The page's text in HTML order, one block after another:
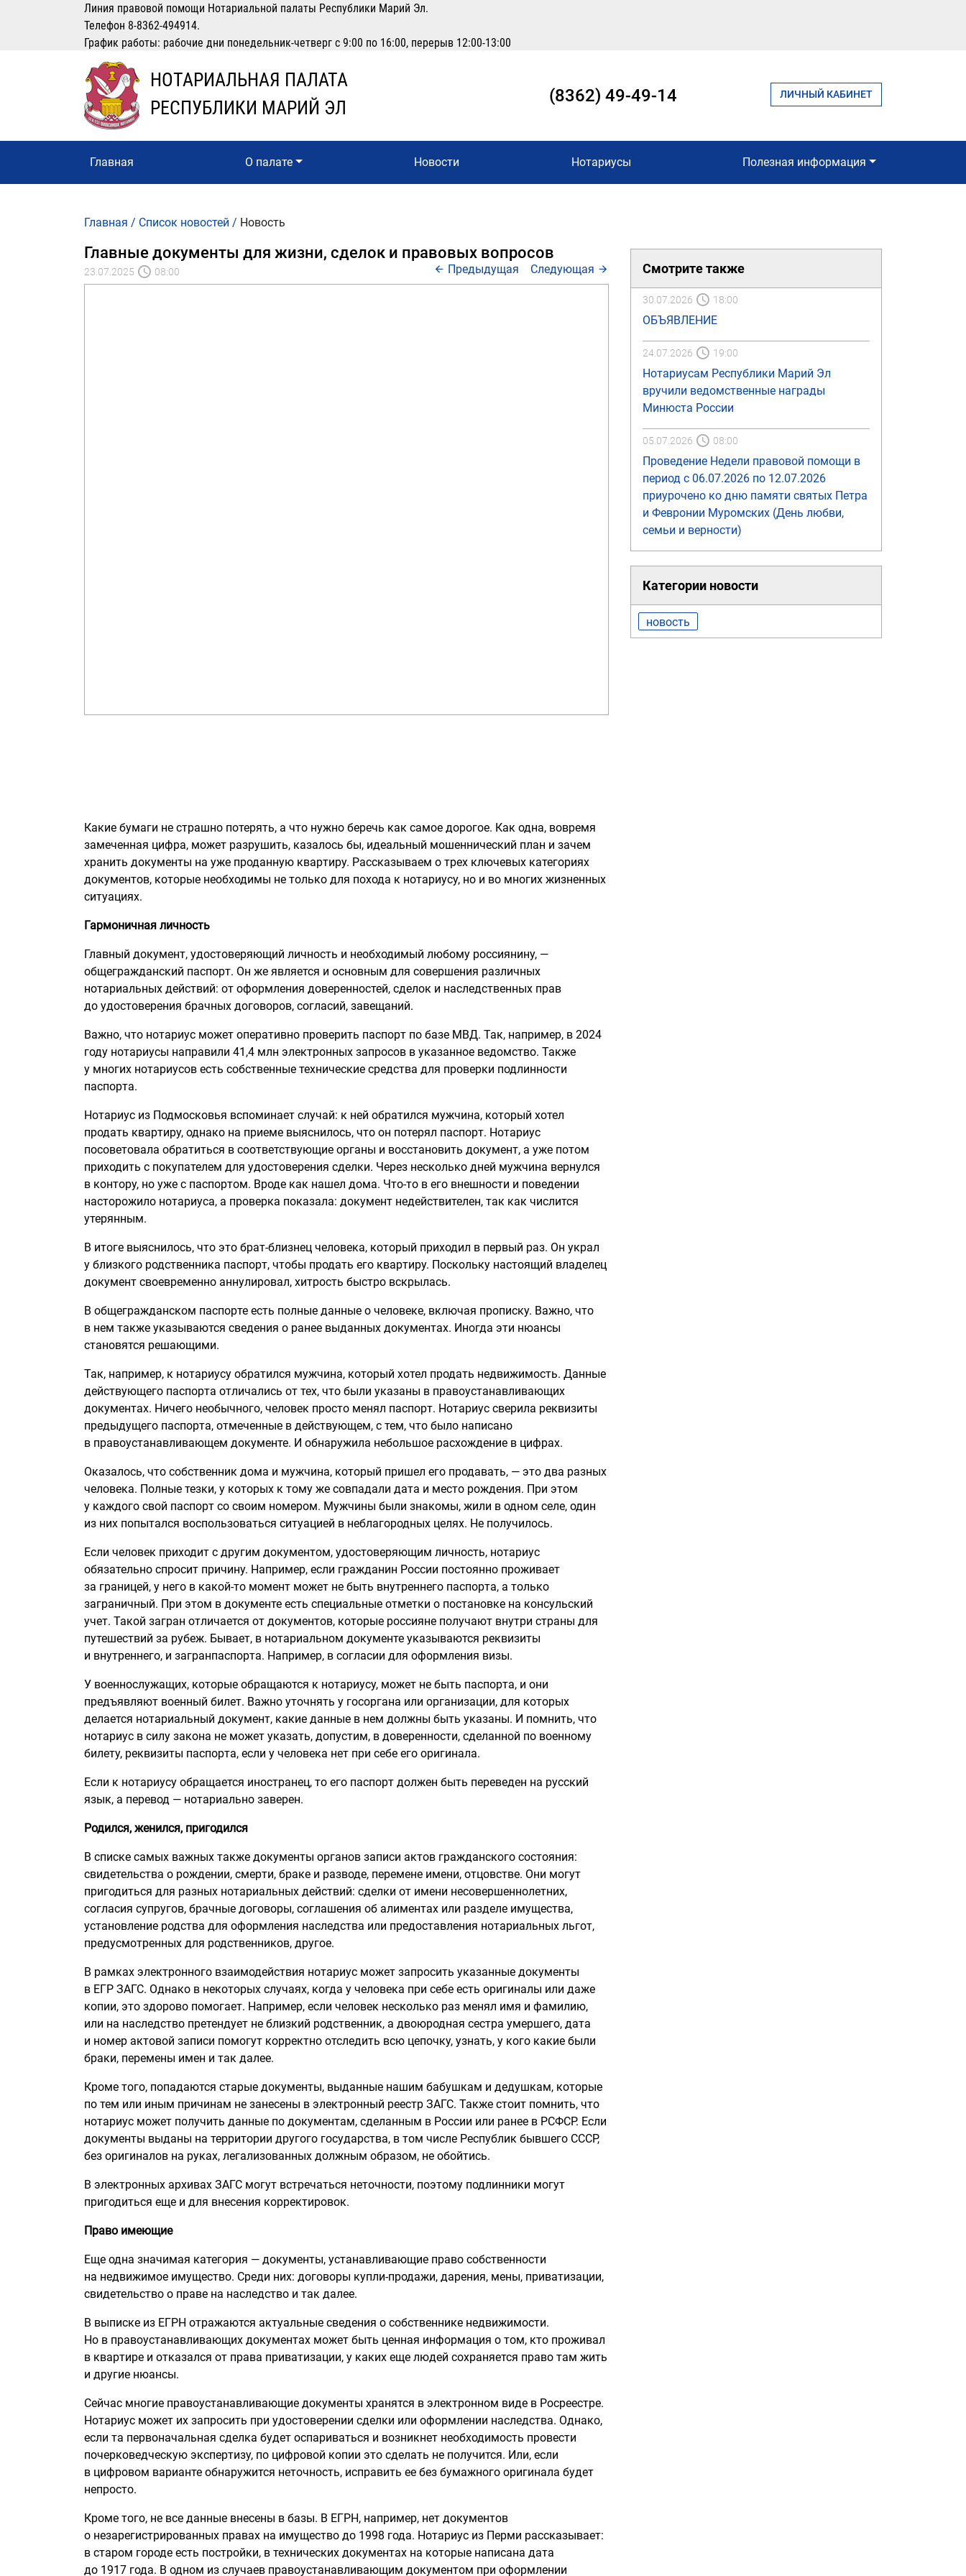
Линия правовой помощи Нотариальной палаты Республики Марий Эл.
Телефон 8-8362-494914.
График работы: рабочие дни понедельник-четверг с 9:00 по 16:00, перерыв 12:00-13:00
НОТАРИАЛЬНАЯ ПАЛАТА
РЕСПУБЛИКИ МАРИЙ ЭЛ
(8362) 49-49-14 ЛИЧНЫЙ КАБИНЕТ
Главная О палате Новости Нотариусы Полезная информация
Главная / Список новостей / Новость
Главные документы для жизни, сделок и правовых вопросов
23.07.2025 08:00 Следующая
Предыдущая
Какие бумаги не страшно потерять, а что нужно беречь как самое дорогое. Как одна, вовремя
замеченная цифра, может разрушить, казалось бы, идеальный мошеннический план и зачем
хранить документы на уже проданную квартиру. Рассказываем о трех ключевых категориях
документов, которые необходимы не только для похода к нотариусу, но и во многих жизненных
ситуациях.
Гармоничная личность
Главный документ, удостоверяющий личность и необходимый любому россиянину, —
общегражданский паспорт. Он же является и основным для совершения различных
нотариальных действий: от оформления доверенностей, сделок и наследственных прав
до удостоверения брачных договоров, согласий, завещаний.
Важно, что нотариус может оперативно проверить паспорт по базе МВД. Так, например, в 2024
году нотариусы направили 41,4 млн электронных запросов в указанное ведомство. Также
у многих нотариусов есть собственные технические средства для проверки подлинности
паспорта.
Нотариус из Подмосковья вспоминает случай: к ней обратился мужчина, который хотел
продать квартиру, однако на приеме выяснилось, что он потерял паспорт. Нотариус
посоветовала обратиться в соответствующие органы и восстановить документ, а уже потом
приходить с покупателем для удостоверения сделки. Через несколько дней мужчина вернулся
в контору, но уже с паспортом. Вроде как нашел дома. Что-то в его внешности и поведении
насторожило нотариуса, а проверка показала: документ недействителен, так как числится
утерянным.
В итоге выяснилось, что это брат-близнец человека, который приходил в первый раз. Он украл
у близкого родственника паспорт, чтобы продать его квартиру. Поскольку настоящий владелец
документ своевременно аннулировал, хитрость быстро вскрылась.
В общегражданском паспорте есть полные данные о человеке, включая прописку. Важно, что
в нем также указываются сведения о ранее выданных документах. Иногда эти нюансы
становятся решающими.
Так, например, к нотариусу обратился мужчина, который хотел продать недвижимость. Данные
действующего паспорта отличались от тех, что были указаны в правоустанавливающих
документах. Ничего необычного, человек просто менял паспорт. Нотариус сверила реквизиты
предыдущего паспорта, отмеченные в действующем, с тем, что было написано
в правоустанавливающем документе. И обнаружила небольшое расхождение в цифрах.
Оказалось, что собственник дома и мужчина, который пришел его продавать, — это два разных
человека. Полные тезки, у которых к тому же совпадали дата и место рождения. При этом
у каждого свой паспорт со своим номером. Мужчины были знакомы, жили в одном селе, один
из них попытался воспользоваться ситуацией в неблагородных целях. Не получилось.
Если человек приходит с другим документом, удостоверяющим личность, нотариус
обязательно спросит причину. Например, если гражданин России постоянно проживает
за границей, у него в какой-то момент может не быть внутреннего паспорта, а только
заграничный. При этом в документе есть специальные отметки о постановке на консульский
учет. Такой загран отличается от документов, которые россияне получают внутри страны для
путешествий за рубеж. Бывает, в нотариальном документе указываются реквизиты
и внутреннего, и загранпаспорта. Например, в согласии для оформления визы.
У военнослужащих, которые обращаются к нотариусу, может не быть паспорта, и они
предъявляют военный билет. Важно уточнять у госоргана или организации, для которых
делается нотариальный документ, какие данные в нем должны быть указаны. И помнить, что
нотариус в силу закона не может указать, допустим, в доверенности, сделанной по военному
билету, реквизиты паспорта, если у человека нет при себе его оригинала.
Если к нотариусу обращается иностранец, то его паспорт должен быть переведен на русский
язык, а перевод — нотариально заверен.
Родился, женился, пригодился
В списке самых важных также документы органов записи актов гражданского состояния:
свидетельства о рождении, смерти, браке и разводе, перемене имени, отцовстве. Они могут
пригодиться для разных нотариальных действий: сделки от имени несовершеннолетних,
согласия супругов, брачные договоры, соглашения об алиментах или разделе имущества,
установление родства для оформления наследства или предоставления нотариальных льгот,
предусмотренных для родственников, другое.
В рамках электронного взаимодействия нотариус может запросить указанные документы
в ЕГР ЗАГС. Однако в некоторых случаях, когда у человека при себе есть оригиналы или даже
копии, это здорово помогает. Например, если человек несколько раз менял имя и фамилию,
или на наследство претендует не близкий родственник, а двоюродная сестра умершего, дата
и номер актовой записи помогут корректно отследить всю цепочку, узнать, у кого какие были
браки, перемены имен и так далее.
Кроме того, попадаются старые документы, выданные нашим бабушкам и дедушкам, которые
по тем или иным причинам не занесены в электронный реестр ЗАГС. Также стоит помнить, что
нотариус может получить данные по документам, сделанным в России или ранее в РСФСР. Если
документы выданы на территории другого государства, в том числе Республик бывшего СССР,
без оригиналов на руках, легализованных должным образом, не обойтись.
В электронных архивах ЗАГС могут встречаться неточности, поэтому подлинники могут
пригодиться еще и для внесения корректировок.
Право имеющие
Еще одна значимая категория — документы, устанавливающие право собственности
на недвижимое имущество. Среди них: договоры купли-продажи, дарения, мены, приватизации,
свидетельство о праве на наследство и так далее.
В выписке из ЕГРН отражаются актуальные сведения о собственнике недвижимости.
Но в правоустанавливающих документах может быть ценная информация о том, кто проживал
в квартире и отказался от права приватизации, у каких еще людей сохраняется право там жить
и другие нюансы.
Сейчас многие правоустанавливающие документы хранятся в электронном виде в Росреестре.
Нотариус может их запросить при удостоверении сделки или оформлении наследства. Однако,
если та первоначальная сделка будет оспариваться и возникнет необходимость провести
почерковедческую экспертизу, по цифровой копии это сделать не получится. Или, если
в цифровом варианте обнаружится неточность, исправить ее без бумажного оригинала будет
непросто.
Кроме того, не все данные внесены в базы. В ЕГРН, например, нет документов
о незарегистрированных правах на имущество до 1998 года. Нотариус из Перми рассказывает:
в старом городе есть постройки, в технических документах на которые написана дата
до 1917 года. В одном из случаев правоустанавливающим документом при оформлении
Смотрите также
30.07.2026 18:00
ОБЪЯВЛЕНИЕ
24.07.2026 19:00
Нотариусам Республики Марий Эл
вручили ведомственные награды
Минюста России
05.07.2026 08:00
Проведение Недели правовой помощи в
период с 06.07.2026 по 12.07.2026
приурочено ко дню памяти святых Петра
и Февронии Муромских (День любви,
семьи и верности)
Категории новости
новость